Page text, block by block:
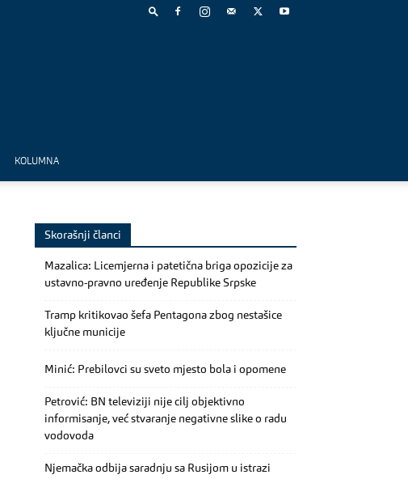
KOLUMNA
Skorašnji članci
Mazalica: Licemjerna i patetična briga opozicije za
ustavno-pravno uređenje Republike Srpske
Tramp kritikovao šefa Pentagona zbog nestašice
ključne municije
Minić: Prebilovci su sveto mjesto bola i opomene
Petrović: BN televiziji nije cilj objektivno
informisanje, već stvaranje negativne slike o radu
vodovoda
Njemačka odbija saradnju sa Rusijom u istrazi